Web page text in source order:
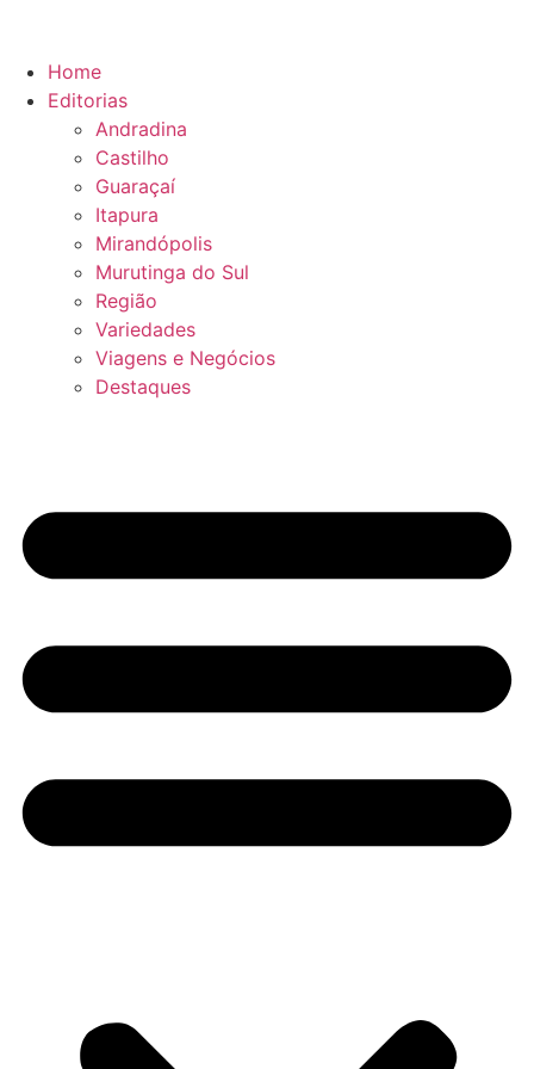
conteúdo
Home
Editorias
Andradina
Castilho
Guaraçaí
Itapura
Mirandópolis
Murutinga do Sul
Região
Variedades
Viagens e Negócios
Destaques